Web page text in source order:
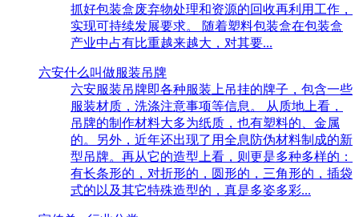
抓好包装盒废弃物处理和资源的回收再利用工作，
实现可持续发展要求。 随着塑料包装盒在包装盒
产业中占有比重越来越大，对其要...
六安什么叫做服装吊牌
六安服装吊牌即各种服装上吊挂的牌子，包含一些
服装材质，洗涤注意事项等信息。 从质地上看，
吊牌的制作材料大多为纸质，也有塑料的、金属
的。另外，近年还出现了用全息防伪材料制成的新
型吊牌。再从它的造型上看，则更是多种多样的：
有长条形的，对折形的，圆形的，三角形的，插袋
式的以及其它特殊造型的，真是多姿多彩...